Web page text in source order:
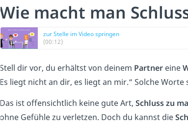
Wie macht man
zur Stelle im Video springen
(00:12)
Stell dir vor, du erhältst von deinem Partner eine
Es liegt nicht an dir, es liegt an mir.“ Solche Worte
Das ist offensichtlich keine gute Art, Schluss zu
ohne Gefühle zu verletzen. Doch du kannst die